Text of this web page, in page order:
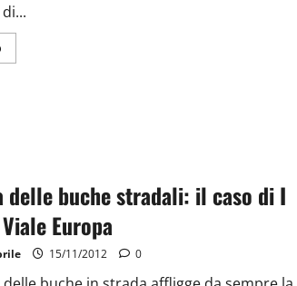
delle buche stradali: il caso di I
Europa
15/11/2012 0